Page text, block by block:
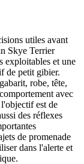
utiles avant
Skye Terrier
exploitables et une
de petit gibier.
robe, tête,
avec
est de
des réflexes
de promenade
dans l'alerte et